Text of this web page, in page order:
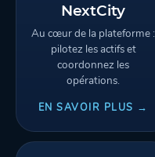
NextCity
Au cœur de la plateforme :
pilotez les actifs et
coordonnez les
opérations.
EN SAVOIR PLUS →